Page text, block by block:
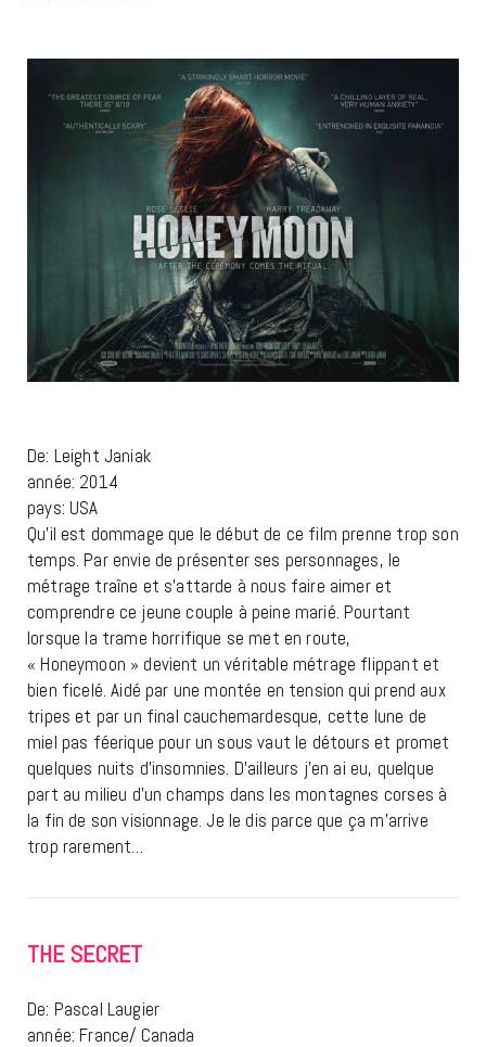
De: Leight Janiak
année: 2014
pays: USA
Qu’il est dommage que le début de ce film prenne trop son
temps. Par envie de présenter ses personnages, le
métrage traîne et s’attarde à nous faire aimer et
comprendre ce jeune couple à peine marié. Pourtant
lorsque la trame horrifique se met en route,
« Honeymoon » devient un véritable métrage flippant et
bien ficelé. Aidé par une montée en tension qui prend aux
tripes et par un final cauchemardesque, cette lune de
miel pas féerique pour un sous vaut le détours et promet
quelques nuits d’insomnies. D’ailleurs j’en ai eu, quelque
part au milieu d’un champs dans les montagnes corses à
la fin de son visionnage. Je le dis parce que ça m’arrive
trop rarement…
THE SECRET
De: Pascal Laugier
année: France/ Canada